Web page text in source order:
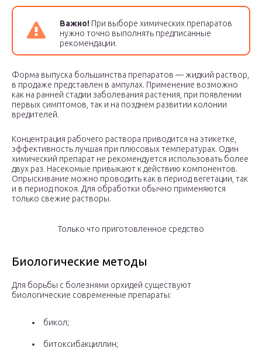
Важно! При выборе химических препаратов
нужно точно выполнять предписанные
рекомендации.
Форма выпуска большинства препаратов — жидкий раствор,
в продаже представлен в ампулах. Применение возможно
как на ранней стадии заболевания растения, при появлении
первых симптомов, так и на позднем развитии колонии
вредителей.
Концентрация рабочего раствора приводится на этикетке,
эффективность лучшая при плюсовых температурах. Один
химический препарат не рекомендуется использовать более
двух раз. Насекомые привыкают к действию компонентов.
Опрыскивание можно проводить как в период вегетации, так
и в период покоя. Для обработки обычно применяются
только свежие растворы.
Только что приготовленное средство
Биологические методы
Для борьбы с болезнями орхидей существуют
биологические современные препараты:
бикол;
битоксибакциллин;